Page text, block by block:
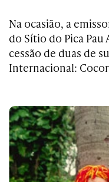
Na ocasião, a
do Sítio do Pica
cessão de duas de
Internacional: